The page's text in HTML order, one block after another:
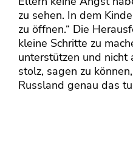
zu sehen. In dem
zu öffnen.“ Die
kleine Schritte zu
unterstützen und nicht
stolz, sagen zu
Russland genau das